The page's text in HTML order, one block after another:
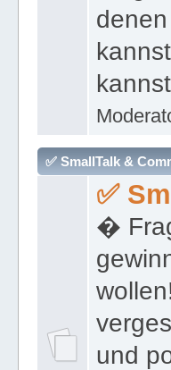
✅ SmallTalk &
✅
�
und